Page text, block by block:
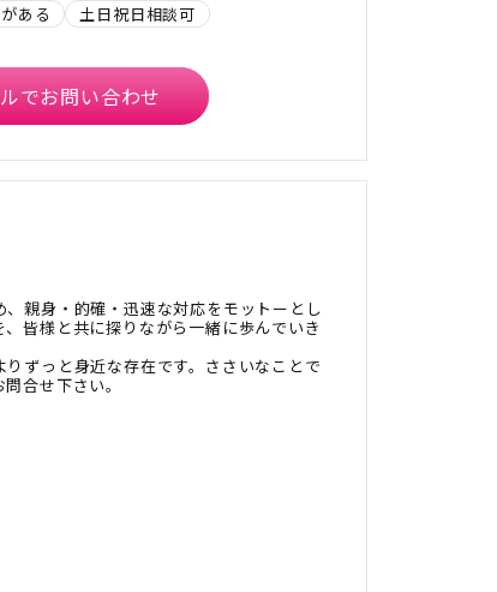
ある 土日祝日相談可
でお問い合わせ
親身・的確・迅速な対応をモットーとし
皆様と共に探りながら一緒に歩んでいき
ずっと身近な存在です。ささいなことで
合せ下さい。